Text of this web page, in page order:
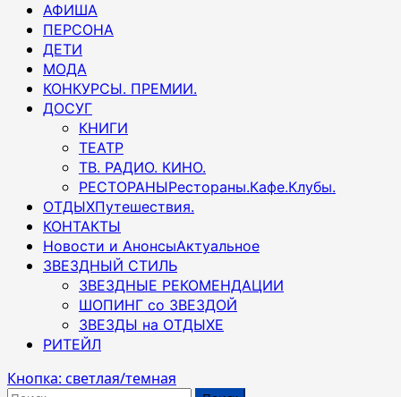
АФИША
ПЕРСОНА
ДЕТИ
МОДА
КОНКУРСЫ. ПРЕМИИ.
ДОСУГ
КНИГИ
ТЕАТР
ТВ. РАДИО. КИНО.
РЕСТОРАНЫРестораны.Кафе.Клубы.
ОТДЫХПутешествия.
КОНТАКТЫ
Новости и АнонсыАктуальное
ЗВЕЗДНЫЙ СТИЛЬ
ЗВЕЗДНЫЕ РЕКОМЕНДАЦИИ
ШОПИНГ со ЗВЕЗДОЙ
ЗВЕЗДЫ на ОТДЫХЕ
РИТЕЙЛ
Кнопка: светлая/темная